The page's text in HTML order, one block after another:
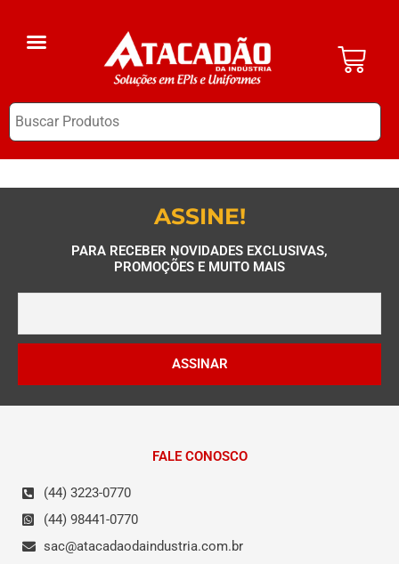
ASSINE!
PARA RECEBER NOVIDADES EXCLUSIVAS,
PROMOÇÕES E MUITO MAIS
ASSINAR
FALE CONOSCO
(44) 3223-0770
(44) 98441-0770
sac@atacadaodaindustria.com.br